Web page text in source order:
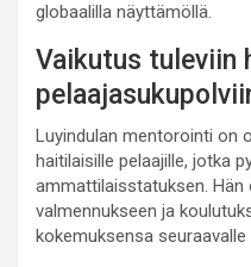
globaalilla näyttämöllä.
Vaikutus tuleviin
Luyindulan mentorointi on
haitilaisille pelaajille, jotka
ammattilaisstatuksen.
valmennukseen ja
kokemuksensa seuraavalle